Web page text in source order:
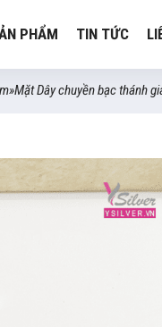
PHẨM TIN TỨC
»Mặt Dây chuyền bạc thánh